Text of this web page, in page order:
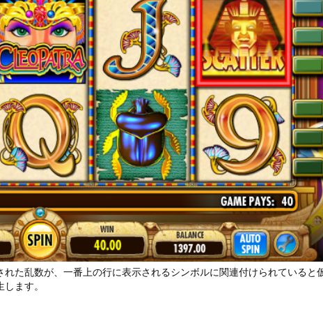
た乱数が、一番上の行に表示されるシンボルに関連付けられていると
ます。